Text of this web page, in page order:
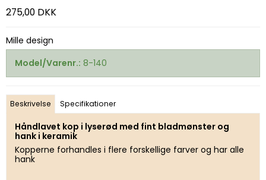
275,00 DKK
Mille design
Model/Varenr.: 8-140
Beskrivelse Specifikationer
Håndlavet kop i lyserød med fint bladmønster og
hank i keramik
Kopperne forhandles i flere forskellige farver og har alle
hank